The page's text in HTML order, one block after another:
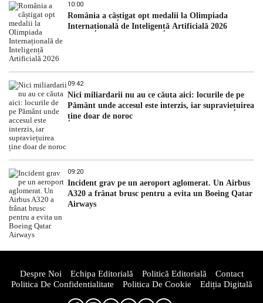
10:00
România a câștigat opt medalii la Olimpiada
Internațională de Inteligență Artificială 2026
09:42
Nici miliardarii nu au ce căuta aici: locurile de pe
Pământ unde accesul este interzis, iar supraviețuirea
ține doar de noroc
09:20
Incident grav pe un aeroport aglomerat. Un Airbus
A320 a frânat brusc pentru a evita un Boeing Qatar
Airways
Despre Noi Echipa Editorială Politică Editorială
Contact
Politica De Confidentialitate
Politica De Cookie Ediția Digitală